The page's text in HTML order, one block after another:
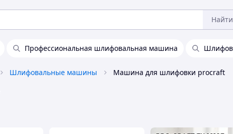
Найти
Профессиональная шлифовальная машина
Шлифовальные машины Машина для шлифовки procraft